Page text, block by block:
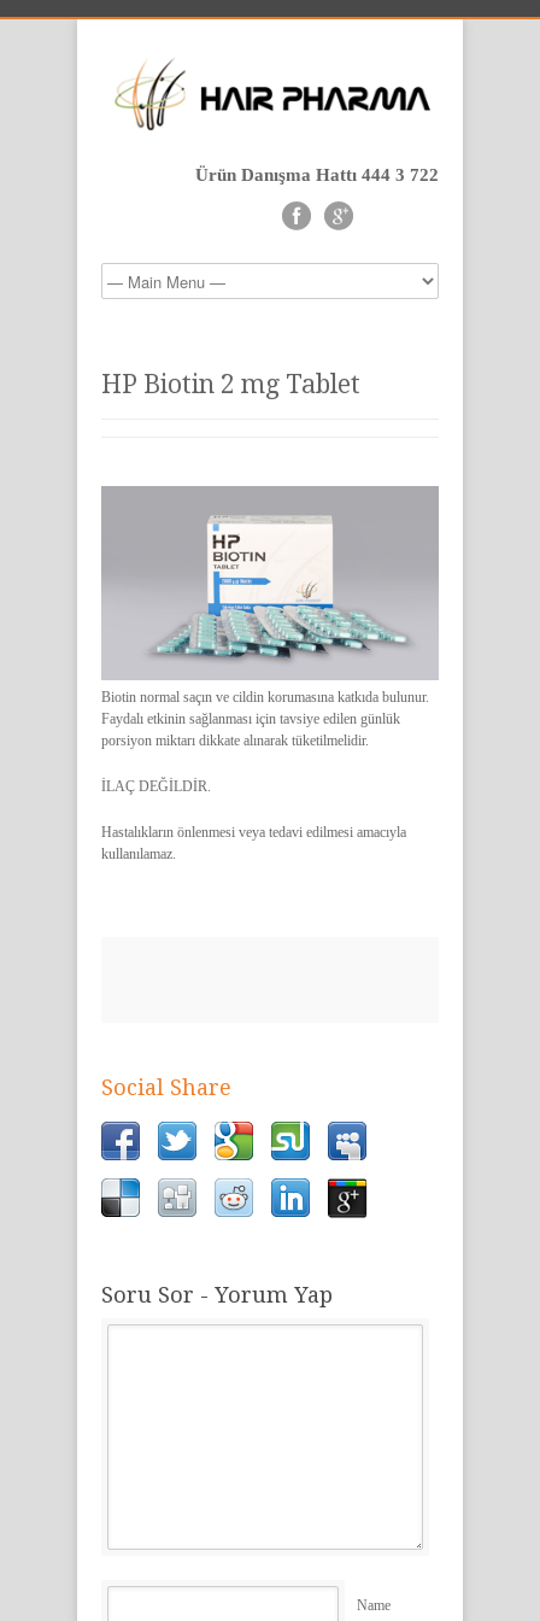
Ürün Danışma Hattı 444 3 722
HP Biotin 2 mg Tablet
Biotin normal saçın ve cildin korumasına katkıda bulunur.
Faydalı etkinin sağlanması için tavsiye edilen günlük
porsiyon miktarı dikkate alınarak tüketilmelidir.
İLAÇ DEĞİLDİR.
Hastalıkların önlenmesi veya tedavi edilmesi amacıyla
kullanılamaz.
Social Share
Soru Sor - Yorum Yap
Name